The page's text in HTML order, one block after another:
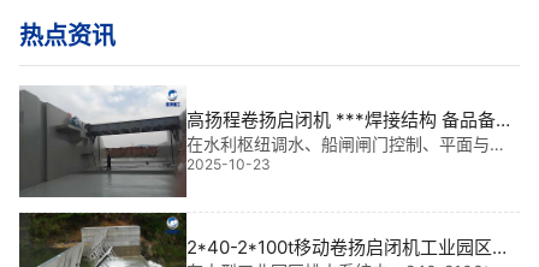
热点资讯
高扬程卷扬启闭机 ***焊接结构 备品备件
供应渠道|智控未来，稳如磐石
在水利枢纽调水、船闸闸门控制、平面与弧
形闸门操作等关键场景中，高扬程卷扬启闭
的“心脏”。它不仅承载着数吨甚至数十吨的启
闭力，更以紧凑结构和高可靠性赢得一线工
2025-10-23
2*40-2*100t移动卷扬启闭机工业园区排